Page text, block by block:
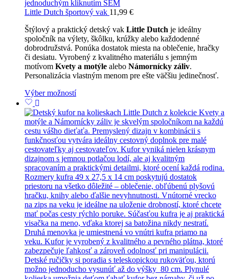
Little Dutch športový vak 11,99 €
Štýlový a praktický detský vak Little Dutch je ideálny
spoločník na výlety, škôlku, krúžky alebo každodenné
dobrodružstvá. Ponúka dostatok miesta na oblečenie, hračky
či desiatu. Vyrobený z kvalitného materiálu s jemným
motívom Kvety a motýle alebo Námornícky záliv.
Personalizácia vlastným menom pre ešte väčšiu jedinečnosť.
Výber možností